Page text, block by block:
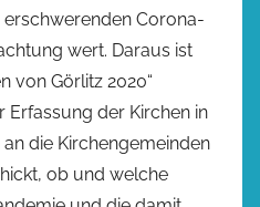
Corona-
wert. Daraus ist
von Görlitz 2020“
Erfassung der Kirchen in
die Kirchengemeinden
ob und welche